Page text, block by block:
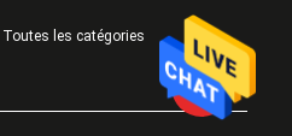
Toutes les catégories